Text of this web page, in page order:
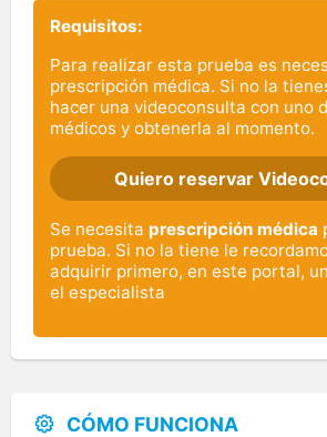
Requisitos:
Para realizar esta prueba es
prescripción médica. Si no la
hacer una videoconsulta con uno
médicos y obtenerla al momento.
Quiero reservar
Se necesita prescripción médica
prueba. Si no la tiene le
adquirir primero, en este portal,
el especialista
CÓMO FUNCIONA